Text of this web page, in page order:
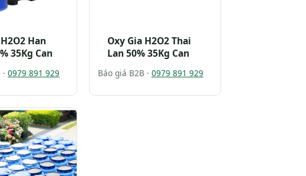
Han
35Kg Can
0979 891 929
Oxy Gia H2O2 Thai
Lan 50% 35Kg Can
Báo giá B2B · 0979 891 929